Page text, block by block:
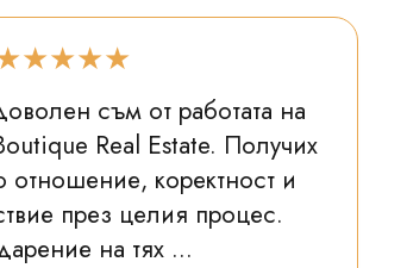
съм от работата на
Real Estate. Получих
коректност и
през целия процес.
на тях ...